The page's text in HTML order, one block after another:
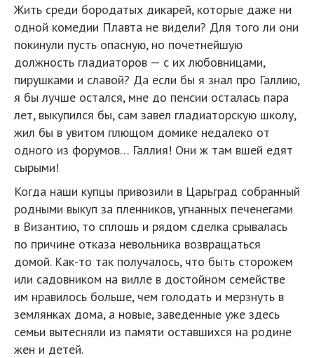
Жить среди бородатых дикарей, которые даже ни
одной комедии Плавта не видели? Для того ли они
покинули пусть опасную, но почетнейшую
должность гладиаторов — с их любовницами,
пирушками и славой? Да если бы я знал про Галлию,
я бы лучше остался, мне до пенсии осталась пара
лет, выкупился бы, сам завел гладиаторскую школу,
жил бы в увитом плющом домике недалеко от
одного из форумов… Галлия! Они ж там вшей едят
сырыми!
Когда наши купцы привозили в Царьград собранный
родными выкуп за пленников, угнанных печенегами
в Византию, то сплошь и рядом сделка срывалась
по причине отказа невольника возвращаться
домой. Как-то так получалось, что быть сторожем
или садовником на вилле в достойном семействе
им нравилось больше, чем голодать и мерзнуть в
землянках дома, а новые, заведенные уже здесь
семьи вытесняли из памяти оставшихся на родине
жен и детей.